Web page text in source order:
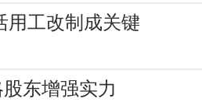
用工改制成关键
东增强实力